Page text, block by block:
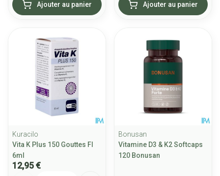
Ajouter au panier Ajouter au panier
Kuracilo
Vita K Plus 150 Gouttes Fl
6ml
12,95 €
Bonusan
Vitamine D3 & K2 Softcaps
120 Bonusan